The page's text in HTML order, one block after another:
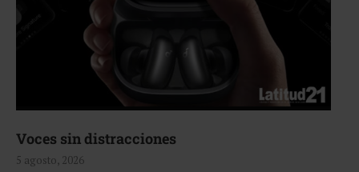
Voces sin distracciones
5 agosto, 2026